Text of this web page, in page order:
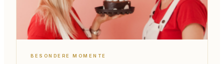
BESONDERE MOMENTE